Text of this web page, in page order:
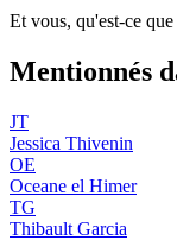
Et vous, qu'est-ce
Mentionnés
JT
Jessica Thivenin
OE
Oceane el Himer
TG
Thibault Garcia